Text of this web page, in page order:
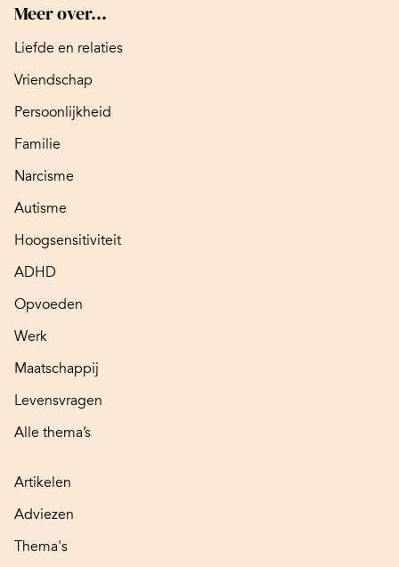
Meer over...
Liefde en relaties
Vriendschap
Persoonlijkheid
Familie
Narcisme
Autisme
Hoogsensitiviteit
ADHD
Opvoeden
Werk
Maatschappij
Levensvragen
Alle thema’s
Artikelen
Adviezen
Thema's